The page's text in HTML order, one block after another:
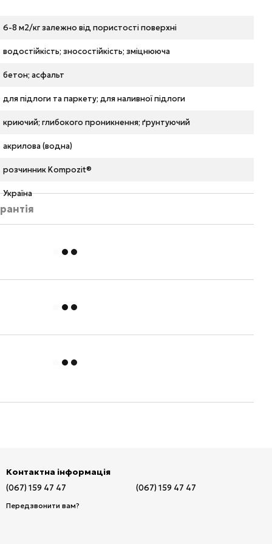
6-8 м2/кг залежно від пористості поверхні
водостійкість; зносостійкість; зміцнююча
бетон; асфальт
для підлоги та паркету; для наливної підлоги
криючий; глибокого проникнення; ґрунтуючий
акрилова (водна)
розчинник Kompozit®
Україна
Контактна інформація
(067) 159 47 47
Передзвонити вам?
(067) 159 47 47